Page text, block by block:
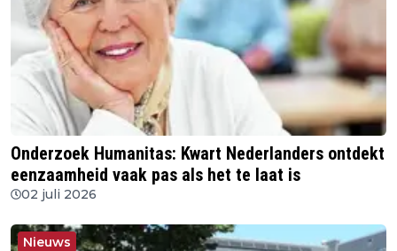
Onderzoek Humanitas: Kwart Nederlanders ontdekt
eenzaamheid vaak pas als het te laat is
02 juli 2026
Nieuws